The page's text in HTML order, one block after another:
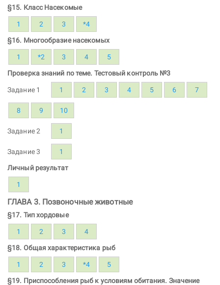
§15. Класс Насекомые
1 2 3 *4
§16. Многообразие насекомых
1 *2 3 4 5
Проверка знаний по теме. Тестовый контроль №3
Задание 1 1 2 3 4 5 6 7
8 9 10
Задание 2 1
Задание 3 1
Личный результат
1
ГЛАВА 3. Позвоночные животные
§17. Тип хордовые
1 2 3 4
§18. Общая характеристика рыб
1 2 3 *4 5
§19. Приспособления рыб к условиям обитания. Значение